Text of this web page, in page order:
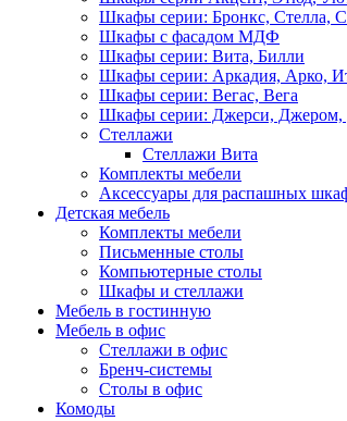
Шкафы серии: Бронкс, Стелла,
Шкафы с фасадом МДФ
Шкафы серии: Вита, Билли
Шкафы серии: Аркадия, Арко,
Шкафы серии: Вегас, Вега
Шкафы серии: Джерси,
Стеллажи
Стеллажи Вита
Комплекты мебели
Аксессуары для распашных
Детская мебель
Комплекты мебели
Письменные столы
Компьютерные столы
Шкафы и стеллажи
Мебель в гостинную
Мебель в офис
Стеллажи в офис
Бренч-системы
Столы в офис
Комоды